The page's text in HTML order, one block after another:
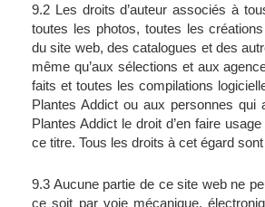
9.2 Les droits d’auteur associés à
toutes les photos, toutes les
du site web, des catalogues et des
même qu’aux sélections et aux
faits et toutes les compilations
Plantes Addict ou aux personnes qui
Plantes Addict le droit d’en faire
ce titre. Tous les droits à cet égard
9.3 Aucune partie de ce site web ne
ce soit par voie mécanique,